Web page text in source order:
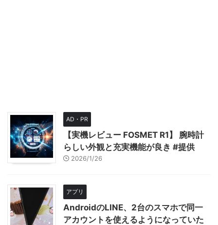
AD・PR
【実機レビュー FOSMET R1】 腕時計
らしい外観と充実機能が良き #提供
2026/1/26
アプリ
AndroidのLINE、2台のスマホで同一
アカウントを使えるようになっていた